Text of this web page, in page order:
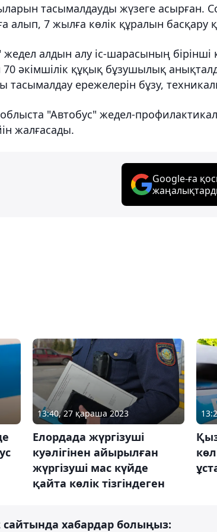
тасымалдауды жүзеге асырған.
алып, 7 жылға көлік құралын
алдын алу іс-шарасының бірінші
әкімшілік құқық бұзушылық
ережелерін бұзу,
облыста "Автобус" жедел-
жалғасады.
Google-ға
13:40, 27 қараша 2023
Елордада жүргізуші
куәлігінен айырылған
жүргізуші мас күйде
қайта көлік тізгіндеген
хабардар болыңыз: